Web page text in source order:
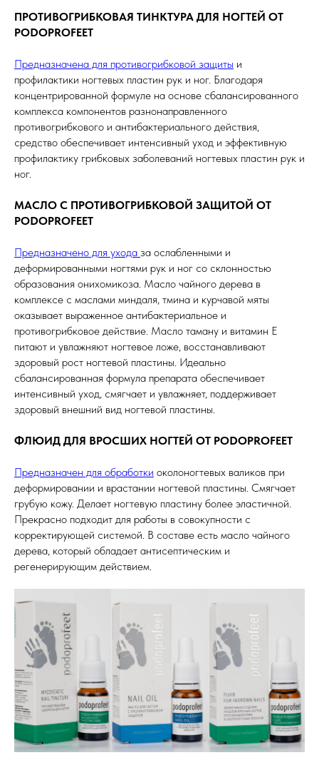
ПРОТИВОГРИБКОВАЯ ТИНКТУРА ДЛЯ НОГТЕЙ ОТ
PODOPROFEET
Предназначена для противогрибковой защиты и
профилактики ногтевых пластин рук и ног. Благодаря
концентрированной формуле на основе сбалансированного
комплекса компонентов разнонаправленного
противогрибкового и антибактериального действия,
средство обеспечивает интенсивный уход и эффективную
профилактику грибковых заболеваний ногтевых пластин рук и
ног.
МАСЛО С ПРОТИВОГРИБКОВОЙ ЗАЩИТОЙ ОТ
PODOPROFEET
Предназначено для ухода за ослабленными и
деформированными ногтями рук и ног со склонностью
образования онихомикоза. Масло чайного дерева в
комплексе с маслами миндаля, тмина и курчавой мяты
оказывает выраженное антибактериальное и
противогрибковое действие. Масло таману и витамин Е
питают и увлажняют ногтевое ложе, восстанавливают
здоровый рост ногтевой пластины. Идеально
сбалансированная формула препарата обеспечивает
интенсивный уход, смягчает и увлажняет, поддерживает
здоровый внешний вид ногтевой пластины.
ФЛЮИД ДЛЯ ВРОСШИХ НОГТЕЙ ОТ PODOPROFEET
Предназначен для обработки околоногтевых валиков при
деформировании и врастании ногтевой пластины. Смягчает
грубую кожу. Делает ногтевую пластину более эластичной.
Прекрасно подходит для работы в совокупности с
корректирующей системой. В составе есть масло чайного
дерева, который обладает антисептическим и
регенерирующим действием.